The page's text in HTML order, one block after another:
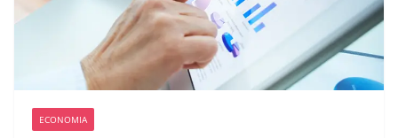
ECONOMIA